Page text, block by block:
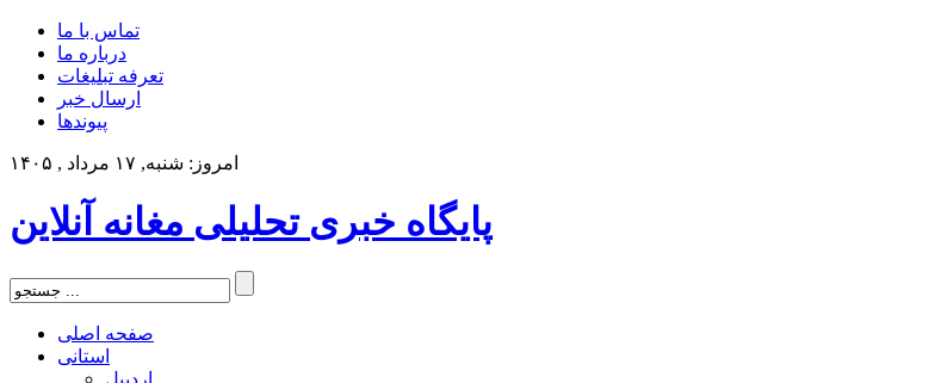
تماس با ما
درباره ما
تعرفه تبلیغات
ارسال خبر
پیوندها
امروز: شنبه, ۱۷ مرداد , ۱۴۰۵
پایگاه خبری تحلیلی مغانه آنلاین
صفحه اصلی
استانی
اردبیل